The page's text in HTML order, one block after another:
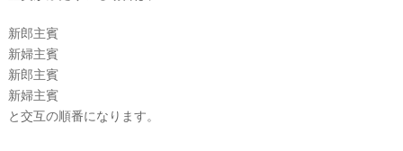
新郎主賓
新婦主賓
新郎主賓
新婦主賓
と交互の順番になります。